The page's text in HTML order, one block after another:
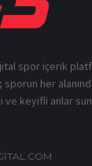
spor içerik
her
keyifli anlar